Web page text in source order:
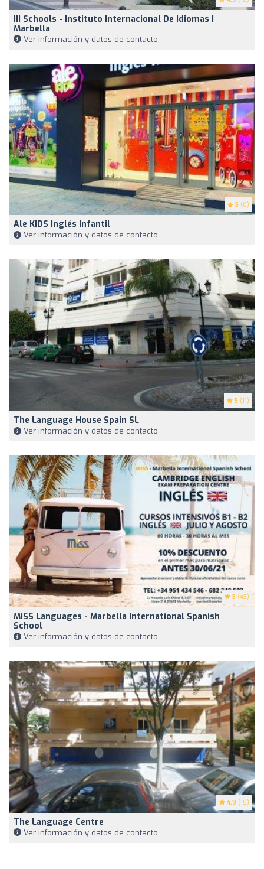
III Schools - Instituto Internacional De Idiomas |
Marbella
Ver información y datos de contacto
5 (6)
Ale KIDS Inglés Infantil
Ver información y datos de contacto
5 (11)
The Language House Spain SL
Ver información y datos de contacto
5 (43)
MISS Languages - Marbella International Spanish
School
Ver información y datos de contacto
4.9 (15)
The Language Centre
Ver información y datos de contacto